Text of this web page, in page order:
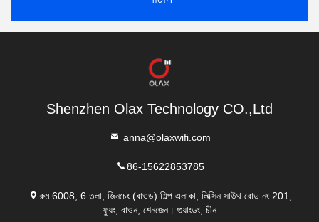
Shenzhen Olax Technology CO.,Ltd
anna@olaxwifi.com
86-15622853785
রুম 6008, 6 তলা, জিনচেং (বাওড) শিল্প এলাকা, লিক্সিন সাউথ রোড নং 201,
ফুয়ং, বাওন, শেনজেন। গুয়াংডং, চীন